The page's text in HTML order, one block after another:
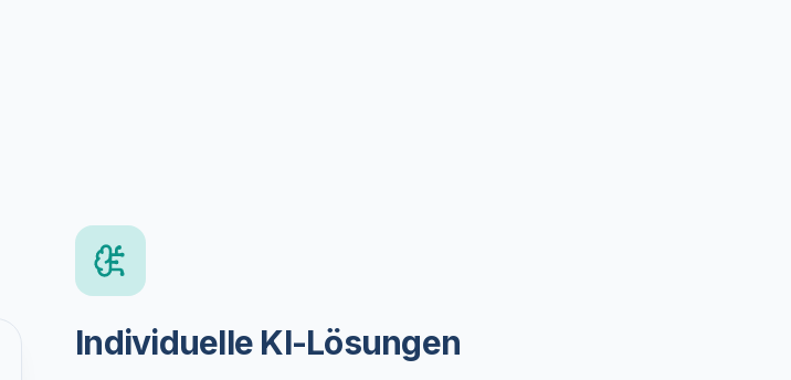
Individuelle KI-Lösungen